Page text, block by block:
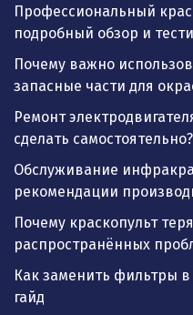
Профессиональный
подробный обзор и
Почему важно
запасные части для
Ремонт
сделать самостоятельно?
Обслуживание
рекомендации
Почему краскопульт
распространённых
Как заменить фильтры
гайд